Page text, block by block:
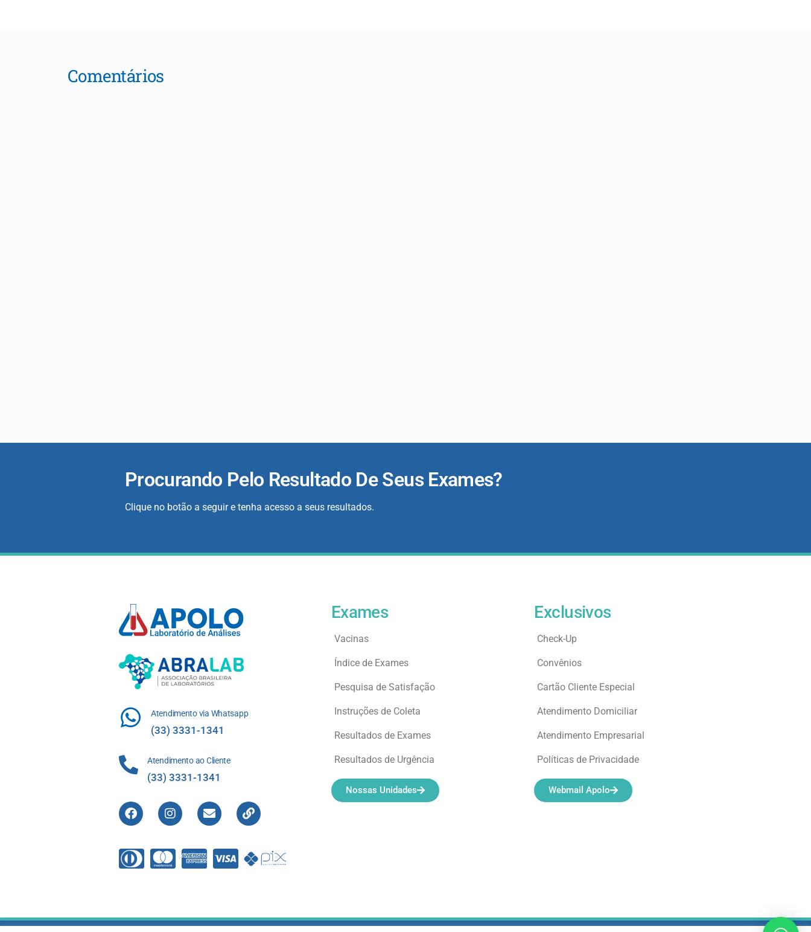
Comentários
Procurando Pelo Resultado De Seus Exames?
Clique no botão a seguir e tenha acesso a seus resultados.
Atendimento via Whatsapp
(33) 3331-1341
Atendimento ao Cliente
(33) 3331-1341
Exames
Vacinas
Índice de Exames
Pesquisa de Satisfação
Instruções de Coleta
Resultados de Exames
Resultados de Urgência
Nossas Unidades
Exclusivos
Check-Up
Convênios
Cartão Cliente Especial
Atendimento Domiciliar
Atendimento Empresarial
Políticas de Privacidade
Webmail Apolo